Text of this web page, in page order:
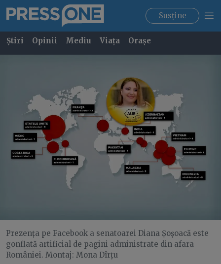
Susține
Știri Opinii Mediu Viața Orașe
Prezența pe Facebook a senatoarei Diana Șoșoacă este
gonflată artificial de pagini administrate din afara
României. Montaj: Mona Dîrțu